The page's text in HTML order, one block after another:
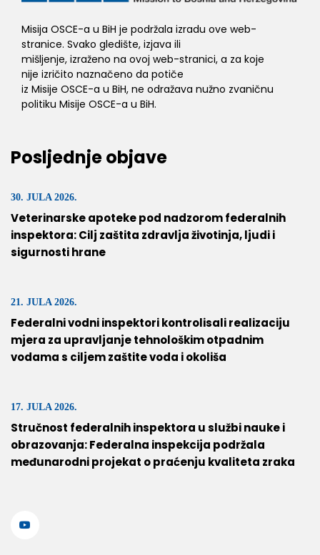
Misija OSCE-a u BiH je podržala izradu ove web-
stranice. Svako gledište, izjava ili
mišljenje, izraženo na ovoj web-stranici, a za koje
nije izričito naznačeno da potiče
iz Misije OSCE-a u BiH, ne odražava nužno zvaničnu
politiku Misije OSCE-a u BiH.
Posljednje objave
30. JULA 2026.
Veterinarske apoteke pod nadzorom federalnih
inspektora: Cilj zaštita zdravlja životinja, ljudi i
sigurnosti hrane
21. JULA 2026.
Federalni vodni inspektori kontrolisali realizaciju
mjera za upravljanje tehnološkim otpadnim
vodama s ciljem zaštite voda i okoliša
17. JULA 2026.
Stručnost federalnih inspektora u službi nauke i
obrazovanja: Federalna inspekcija podržala
međunarodni projekat o praćenju kvaliteta zraka